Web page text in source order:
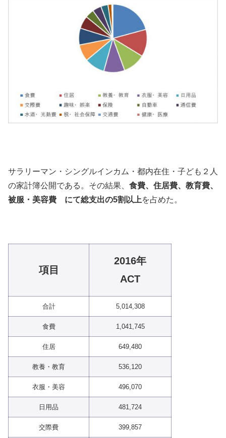
サラリーマン・シングルインカム・都内在住・子ども２人
の家計簿公開である。その結果、 食費、住居費、教育費、
被服・美容費 にて総支出の5割以上を占めた。
項目
2016年
ACT
合計 5,014,308
食費 1,041,745
住居 649,480
教養・教育 536,120
衣服・美容 496,070
日用品 481,724
交際費 399,857